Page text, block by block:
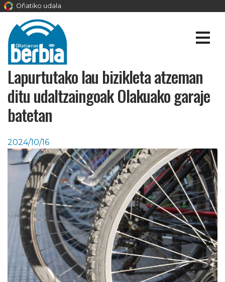
Oñatiko udala
Lapurtutako lau bizikleta atzeman
ditu udaltzaingoak Olakuako garaje
batetan
2024/10/16